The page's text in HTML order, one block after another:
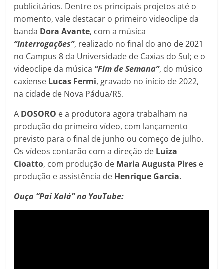
publicitários. Dentre os principais projetos até o
momento, vale destacar o primeiro videoclipe da
banda Dora Avante, com a música
“Interrogações”, realizado no final do ano de 2021
no Campus 8 da Universidade de Caxias do Sul; e o
videoclipe da música “Fim de Semana”, do músico
caxiense Lucas Fermi, gravado no início de 2022,
na cidade de Nova Pádua/RS.
A DOSORO e a produtora agora trabalham na
produção do primeiro vídeo, com lançamento
previsto para o final de junho ou começo de julho.
Os vídeos contarão com a direção de Luiza
Cioatto, com produção de Maria Augusta Pires e
produção e assistência de Henrique Garcia.
Ouça “Pai Xalá” no YouTube: